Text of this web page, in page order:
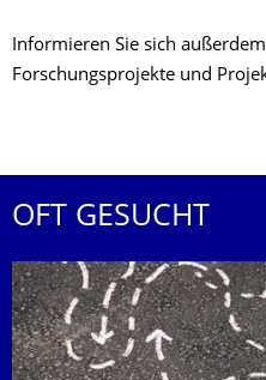
Informieren Sie sich
Forschungsprojekte und
OFT GESUCHT